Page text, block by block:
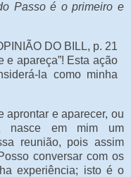
Passo é o primeiro e
DO BILL, p. 21
e apareça”! Esta ação
la como minha
aprontar e aparecer, ou
nasce em mim um
reunião, pois assim
conversar com os
experiência; isto é o